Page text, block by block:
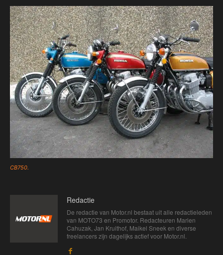
CB750.
Redactie
De redactie van Motor.nl bestaat uit alle redactieleden
van MOTO73 en Promotor. Redacteuren Marien
Cahuzak, Jan Kruithof, Maikel Sneek en diverse
freelancers zijn dagelijks actief voor Motor.nl.